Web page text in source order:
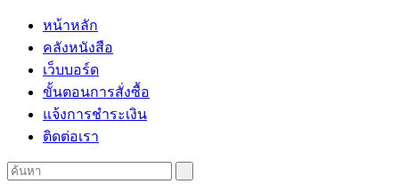
หน้าหลัก
คลังหนังสือ
เว็บบอร์ด
ขั้นตอนการสั่งซื้อ
แจ้งการชำระเงิน
ติดต่อเรา